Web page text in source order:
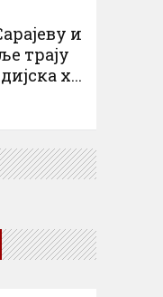
и
трају
х...